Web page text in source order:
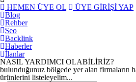
HEMEN ÜYE OL
ÜYE GİRİŞİ YAP
Blog
Rehber
Seo
Backlink
Haberler
İlanlar
NASIL YARDIMCI OLABİLİRİZ?
bulunduğunuz bölgede yer alan firmaların
ürünlerini listeleyelim...